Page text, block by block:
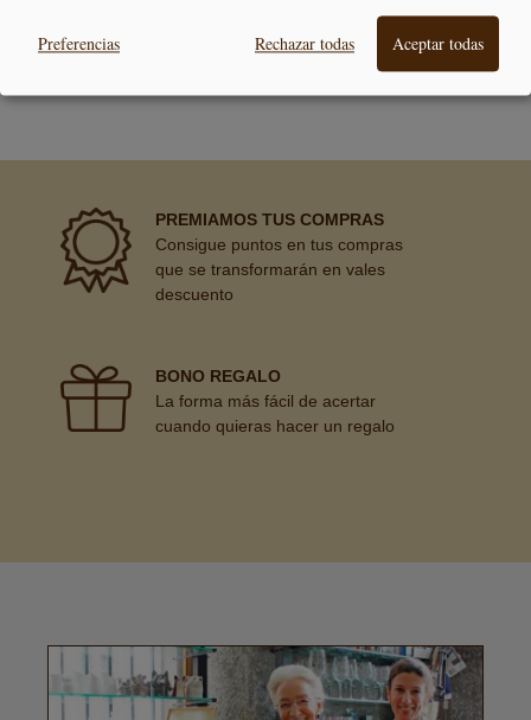
ATENCIÓN
PREMIAMOS TUS COMPRAS
Consigue puntos en tus compras
que se transformarán en vales
descuento
BONO REGALO
La forma más fácil de acertar
cuando quieras hacer un regalo
Preferencias Rechazar todas Aceptar todas